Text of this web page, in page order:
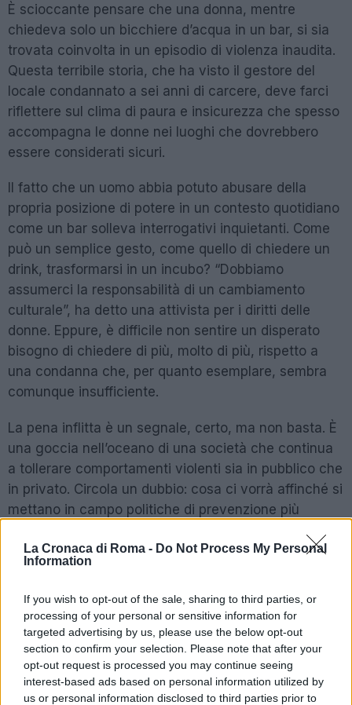
La Cronaca di Roma - Do Not Process My Personal
Information
If you wish to opt-out of the sale, sharing to third parties, or
processing of your personal or sensitive information for
targeted advertising by us, please use the below opt-out
section to confirm your selection. Please note that after your
opt-out request is processed you may continue seeing
interest-based ads based on personal information utilized by
us or personal information disclosed to third parties prior to
È scioccante pensare che una donna, mentre
chiedeva solo un bicchiere d’acqua in un bar, si sia
trovata coinvolta in un episodio di violenza inaudita.
Questa terribile storia, che ha visto il gestore del
locale condannato a sei anni di carcere, deve farci
riflettere sul clima di paura e insicurezza che spesso
accompagna le donne nei luoghi che dovrebbero
essere considerati sicuri.
Il fatto che un uomo abbia potuto abusare della
propria posizione di potere in un contesto quotidiano
come un bar solleva interrogativi inquietanti. Come
può un semplice gesto, come quello di chiedere un
drink, trasformarsi in un incubo? “Dobbiamo
assumerci la responsabilità di un cambiamento
culturale”, ha detto una attivista per i diritti delle
donne. Eppure, è difficile non sentire un disperato
bisogno di chiedere di più, molto di più, rispetto a
una condanna che, per quanto esemplare, sembra
comunque insufficiente.
La pena inflitta è un segnale, certo, ma non basta. È
una goccia nell’oceano di una società che continua
a tollerare comportamenti violenti sia in pubblico che
in privato. Circola un dubbio: cosa ci vorrà affinché si
mettano in campo politiche di prevenzione più
episodi del genere non diventino un’orrenda
normalità?
POTREBBE INTERESSARTI
Violenza e Razismo a Roma: La
Sparatoria di Trastevere È Solo
La Punta dell’Iceberg?